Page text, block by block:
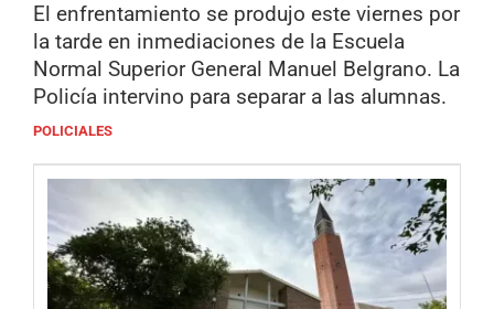
El enfrentamiento se produjo este viernes por
la tarde en inmediaciones de la Escuela
Normal Superior General Manuel Belgrano. La
Policía intervino para separar a las alumnas.
POLICIALES